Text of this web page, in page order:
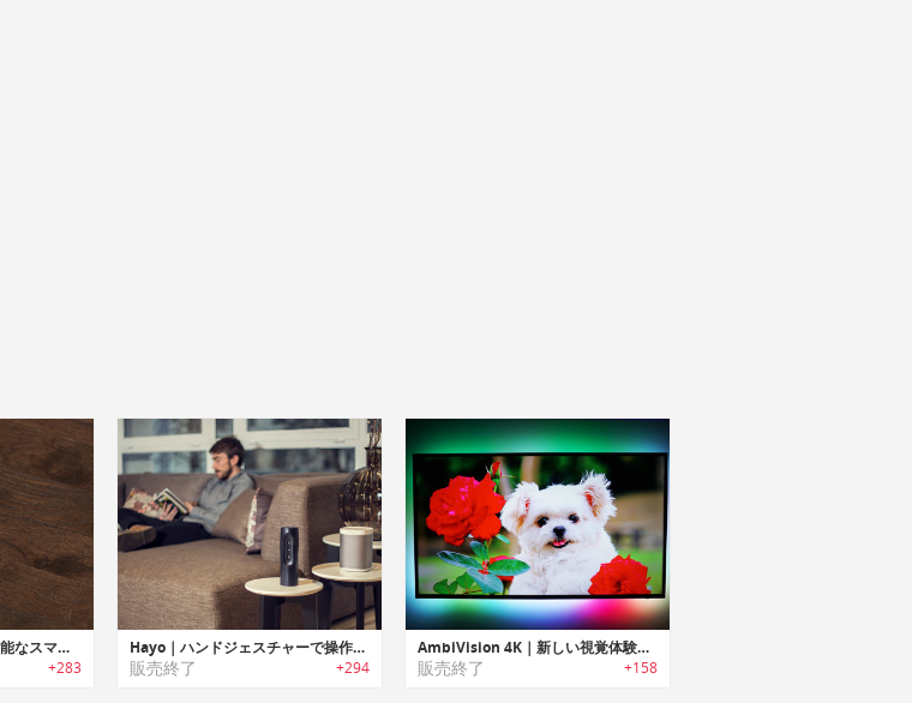
複数のデバイスを操作可能なスマートプッシュカットボタン「フリックハブ」
+283
Hayo｜ハンドジェスチャーで操作可能なスマートホームコントローラー「ヘイヨー」
販売終了 +294
AmbiVision 4K｜新しい視覚体験を提供するTV用バックライト「アンビビジョン 4K」
販売終了 +158